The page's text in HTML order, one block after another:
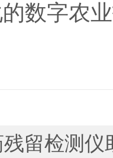
数字农
留检测仪